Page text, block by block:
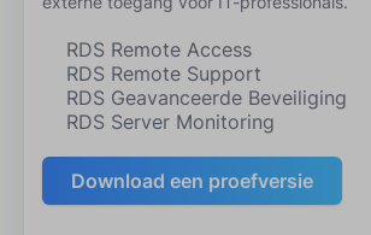
RDS Remote Access
RDS Remote Support
RDS Geavanceerde Beveiliging
RDS Server Monitoring
Download een proefversie